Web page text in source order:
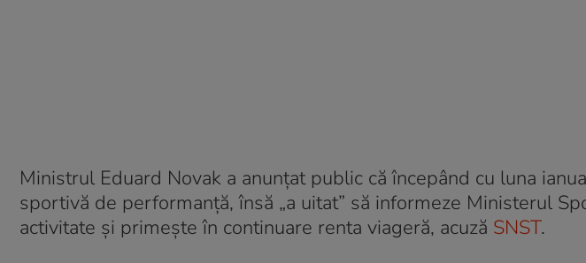
Ministrul Eduard Novak a anunţat public că începând cu luna
sportivă de performanţă, însă „a uitat” să informeze Ministerul
activitate şi primeşte în continuare renta viageră, acuză SNST.